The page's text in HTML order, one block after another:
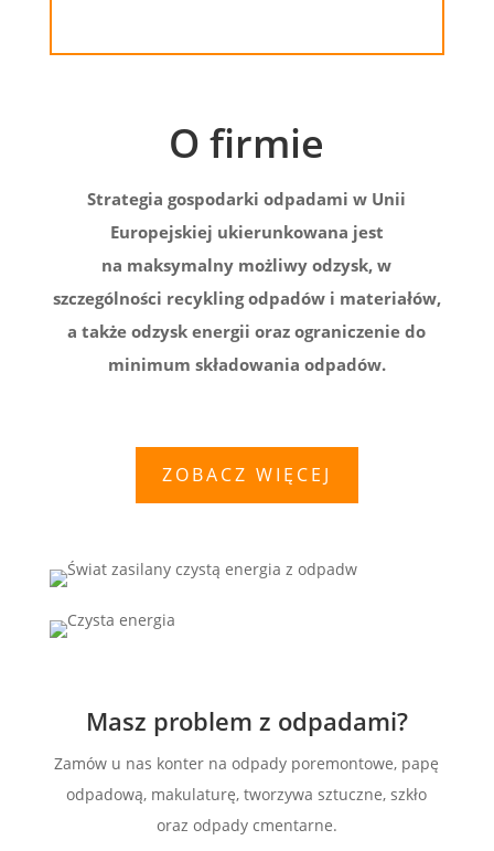
O firmie
Strategia gospodarki odpadami w Unii
Europejskiej ukierunkowana jest
na maksymalny możliwy odzysk, w
szczególności recykling odpadów i materiałów,
a także odzysk energii oraz ograniczenie do
minimum składowania odpadów.
ZOBACZ WIĘCEJ
Masz problem z odpadami?
Zamów u nas konter na odpady poremontowe, papę
odpadową, makulaturę, tworzywa sztuczne, szkło
oraz odpady cmentarne.